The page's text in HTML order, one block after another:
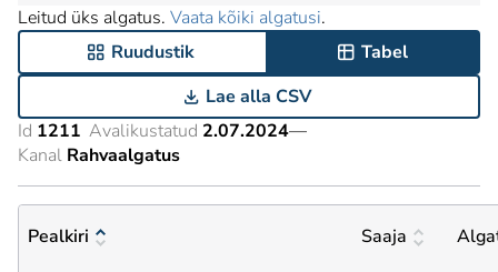
Leitud üks algatus. Vaata kõiki algatusi.
Ruudustik
Tabel
Lae alla CSV
Id 1211 Avalikustatud 2.07.2024—
Kanal Rahvaalgatus
Pealkiri Saaja